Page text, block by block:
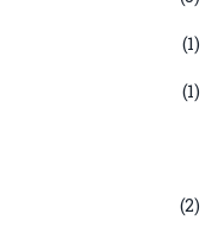
(1)
(1)
(2)